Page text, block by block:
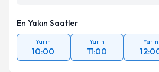
En Yakın Saatler
Yarın
10:00
Yarın
11:00
Yarın